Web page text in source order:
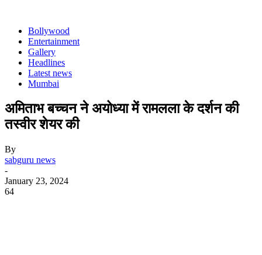
Bollywood
Entertainment
Gallery
Headlines
Latest news
Mumbai
अमिताभ बच्चन ने अयोध्या में रामलला के दर्शन की
तस्वीर शेयर की
By
sabguru news
-
January 23, 2024
64